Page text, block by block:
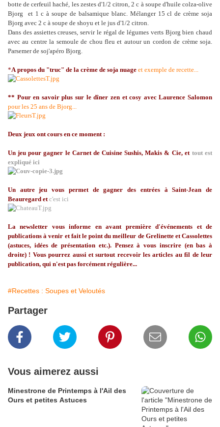
botte de cerfeuil haché, les zestes d'1/2 citron, 2 c à soupe d'huile colza-olive
Bjorg
et 1 c à soupe de balsamique blanc. Mélanger 15 cl de crème soja
Bjorg avec 2 c à soupe de shoyu et le jus d'1/2 citron.
Dans des assiettes creuses, servir le régal de légumes verts Bjorg bien chaud
avec au centre la semoule de chou fleu et autour un cordon de crème soja.
Parsemer de soj'apéro Bjorg.
*A propos du "truc" de la crème de soja nuage et exemple de recette...
** Pour en savoir plus sur le dîner zen et cosy avec Laurence Salomon
pour les 25 ans de Bjorg...
Deux jeux ont cours en ce moment :
Un jeu pour gagner le Carnet de Cuisine Sushis, Makis & Cie, et tout est
expliqué ici
Un autre jeu vous permet de gagner des entrées à Saint-Jean de
Beauregard etc'est ici
Lanewsletter vous informe en avant première d'événements et de
publications à venir et fait le point du meilleur de Grelinetteet Cassolettes
(astuces, idées de présentation etc.). Pensez à vous inscrire (en bas à
droite) ! Vous pourrez aussi et surtout recevoir les articles au fil de leur
publication, qui n'est pas forcément régulière...
#Recettes : Soupes et Veloutés
Partager
Vous aimerez aussi
Minestrone de Printemps à l'Ail des
Ours et petites Astuces